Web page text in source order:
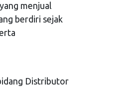
menjual
berdiri sejak
Distributor